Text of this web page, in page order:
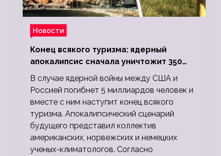
Новости
Конец всякого туризма: ядерный
апокалипсис сначала уничтожит 350
миллионов, а потом 5 миллиардов
людей
В случае ядерной войны между США и
Россией погибнет 5 миллиардов человек и
вместе с ним наступит конец всякого
туризма. Апокалипсический сценарий
будущего представил коллектив
американских, норвежских и немецких
ученых-климатологов. Согласно